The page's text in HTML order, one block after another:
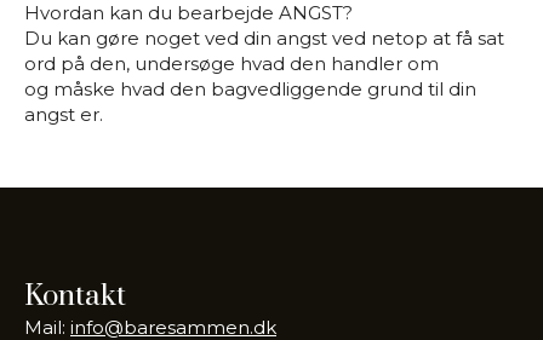
Hvordan kan du bearbejde ANGST?
Du kan gøre noget ved din angst ved netop at få sat
ord på den, undersøge hvad den handler om
og måske hvad den bagvedliggende grund til din
angst er.
Kontakt
Mail: info@baresammen.dk